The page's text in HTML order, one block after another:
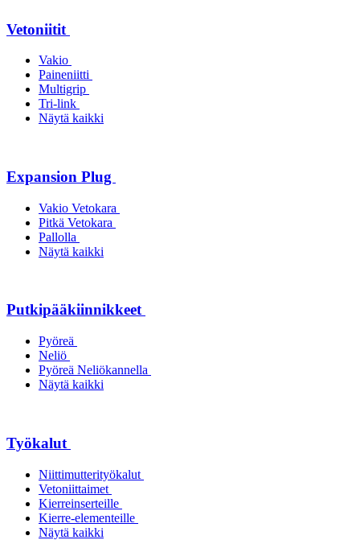
Vetoniitit
Vakio
Paineniitti
Multigrip
Tri-link
Näytä kaikki
Expansion Plug
Vakio Vetokara
Pitkä Vetokara
Pallolla
Näytä kaikki
Putkipääkiinnikkeet
Pyöreä
Neliö
Pyöreä Neliökannella
Näytä kaikki
Työkalut
Niittimutterityökalut
Vetoniittaimet
Kierreinserteille
Kierre-elementeille
Näytä kaikki